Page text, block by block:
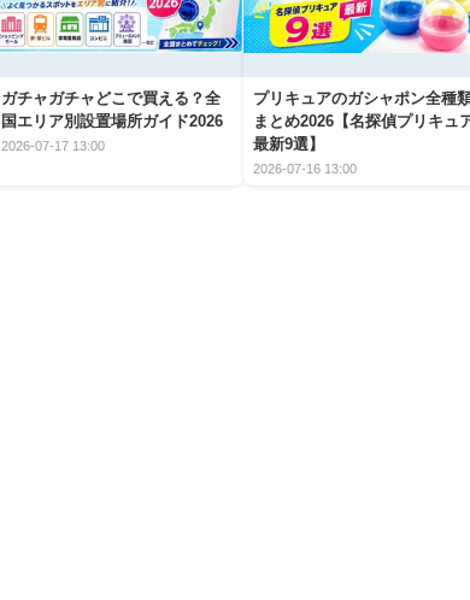
ガチャガチャどこで買える？全
国エリア別設置場所ガイド2026
2026-07-17 13:00
プリキュアのガシャポン全種
まとめ2026【名探偵プリキュ
最新9選】
2026-07-16 13:00